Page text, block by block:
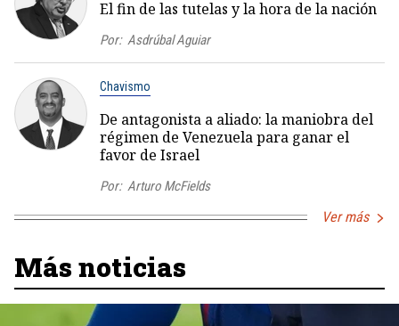
El fin de las tutelas y la hora de la nación
Por: Asdrúbal Aguiar
Chavismo
De antagonista a aliado: la maniobra del
régimen de Venezuela para ganar el
favor de Israel
Por: Arturo McFields
Ver más
Más noticias